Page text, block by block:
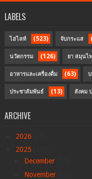
LABELS
ไฮไลท์ (523) จับกระแส
นวัตกรรม (126) ยา สมุนไ
อาหารและเครื่องดื่ม (63)
ประชาสัมพันธ์ (13) สังคม
ARCHIVE
2026
2025
December
November